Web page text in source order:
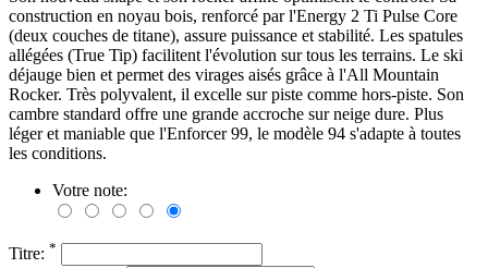
construction en noyau bois, renforcé par l'Energy 2 Ti Pulse Core
(deux couches de titane), assure puissance et stabilité. Les spatules
allégées (True Tip) facilitent l'évolution sur tous les terrains. Le ski
déjauge bien et permet des virages aisés grâce à l'All Mountain
Rocker. Très polyvalent, il excelle sur piste comme hors-piste. Son
cambre standard offre une grande accroche sur neige dure. Plus
léger et maniable que l'Enforcer 99, le modèle 94 s'adapte à toutes
les conditions.
Votre note:
Titre: *